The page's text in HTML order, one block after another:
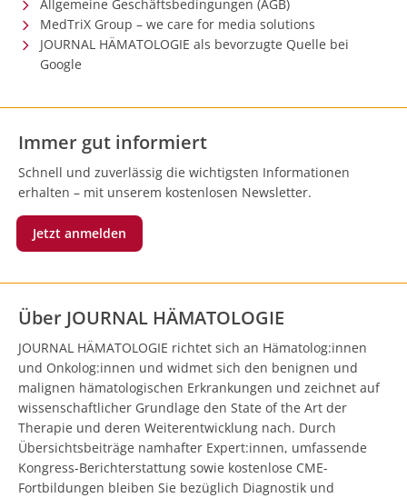
Allgemeine Geschäftsbedingungen (AGB)
MedTriX Group – we care for media solutions
JOURNAL HÄMATOLOGIE als bevorzugte Quelle bei
Google
Immer gut informiert
Schnell und zuverlässig die wichtigsten Informationen
erhalten – mit unserem kostenlosen Newsletter.
Jetzt anmelden
Über JOURNAL HÄMATOLOGIE
JOURNAL HÄMATOLOGIE richtet sich an Hämatolog:innen
und Onkolog:innen und widmet sich den benignen und
malignen hämatologischen Erkrankungen und zeichnet auf
wissenschaftlicher Grundlage den State of the Art der
Therapie und deren Weiterentwicklung nach. Durch
Übersichtsbeiträge namhafter Expert:innen, umfassende
Kongress-Berichterstattung sowie kostenlose CME-
Fortbildungen bleiben Sie bezüglich Diagnostik und